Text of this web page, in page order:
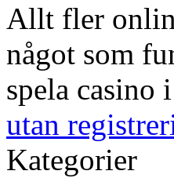
Allt fler
något som
spela
utan
Kategorier